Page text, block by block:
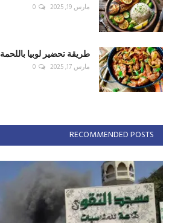
مارس 19, 2025 0
طريقة تحضير لوبيا باللحمة
مارس 17, 2025 0
RECOMMENDED POSTS